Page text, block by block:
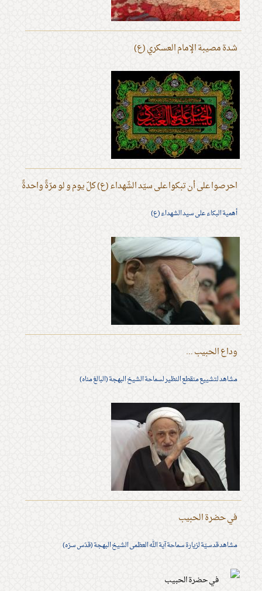
شدة مصيبة الإمام العسكري (ع)
احرصوا على أن تبكوا على سيّد الشّهداء (ع) كلّ يوم و لو مرّةً واحدةً
أهمية البكاء على سيد الشهداء (ع)
وداع الحبيب ...
مشاهد لتشييع منقطع النظير لسماحة الشيخ البهجة (البالغ مناه)
في حضرة الحبيب
مشاهد قدسيّة لزيارة سماحة آية الله العظمى الشيخ البهجة (قدّس سرّه)